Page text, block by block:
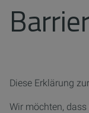
Diese Erklärung
Wir möchten,